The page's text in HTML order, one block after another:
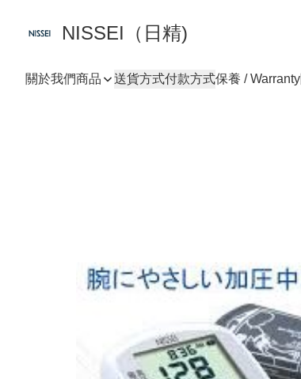
NISSEI（日精)
關於我們商品 送貨方式付款方式保養 / Warranty